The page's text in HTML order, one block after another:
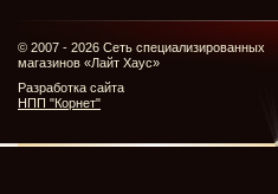
© 2007 - 2026 Сеть специализированных
магазинов «Лайт Хаус»
Разработка сайта
НПП "Корнет"